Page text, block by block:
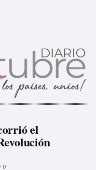
el
0